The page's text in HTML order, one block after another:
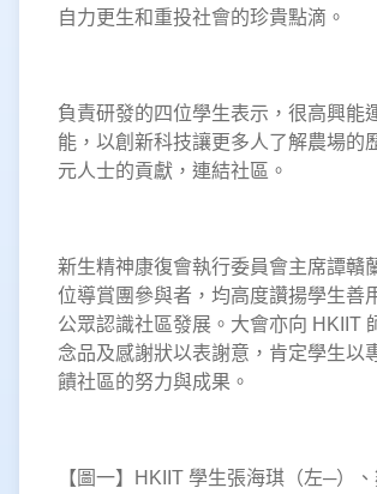
自力更生和重投社會的珍貴點滴。
負責研發的四位學生表示，很高興能
能，以創新科技讓更多人了解農場的
元人士的貢獻，連結社區。
新生精神康復會執行委員會主席譚贛
位導賞團參與者，均高度讚揚學生善
公眾認識社區發展。大會亦向 HKIIT
念品及感謝狀以表謝意，肯定學生以
饋社區的努力與成果。
【圖一】HKIIT 學生張海琪（左─）